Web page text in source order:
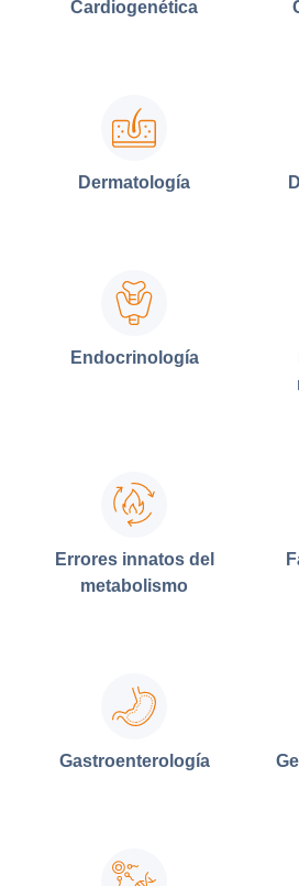
Cardiogenética
Dermatología
Endocrinología
Errores innatos del
metabolismo
Gastroenterología